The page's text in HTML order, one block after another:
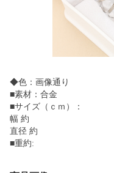
◆色：画像通り
■素材：合金
■サイズ（ｃｍ）：
幅 約
直径 約
■重約: